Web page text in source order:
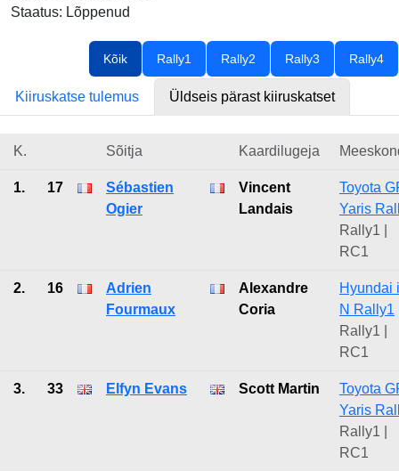
Staatus: Lõppenud
Kõik Rally1 Rally2 Rally3 Rally4
Kiiruskatse tulemus Üldseis pärast kiiruskatset
K. Sõitja Kaardilugeja
1. 17
Sébastien
Ogier
Vincent
Landais
Toyota
Yaris
Rally1 |
RC1
2. 16
Adrien
Fourmaux
Alexandre
Coria
Hyundai
N Rally1
Rally1 |
RC1
3. 33 Elfyn Evans Scott Martin
Toyota
Yaris
Rally1 |
RC1